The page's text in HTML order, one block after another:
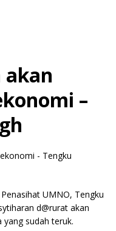
akan
–
UMNO, Tengku
d@rurat akan
sudah teruk.